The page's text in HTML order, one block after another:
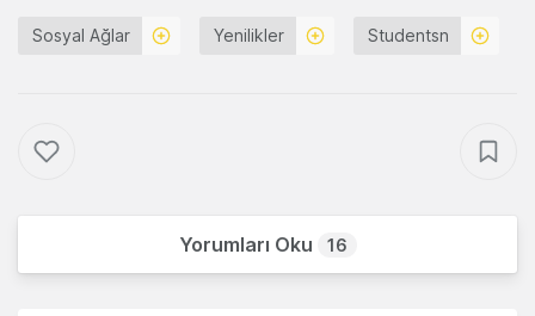
Sosyal Ağlar Yenilikler Studentsn
Yorumları Oku 16